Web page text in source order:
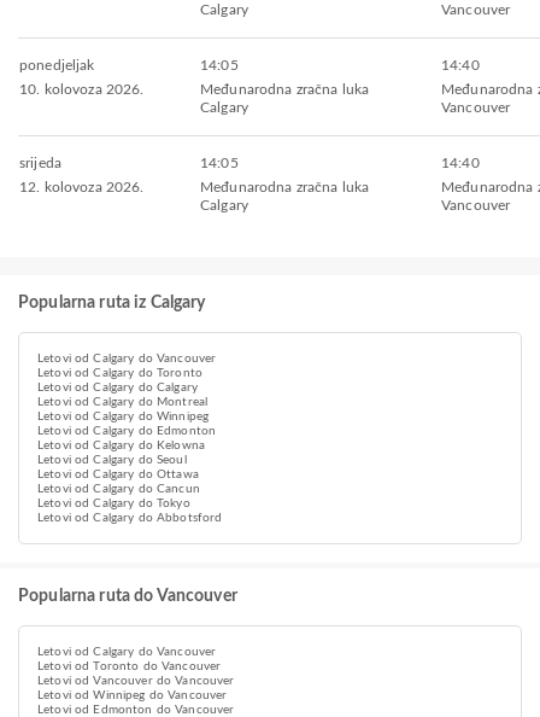
Calgary
Vancouver
ponedjeljak
10. kolovoza 2026.
14:05
Međunarodna zračna luka
Calgary
14:40
Međunarodna
Vancouver
srijeda
12. kolovoza 2026.
14:05
Međunarodna zračna luka
Calgary
14:40
Međunarodna
Vancouver
Popularna ruta iz Calgary
Letovi od Calgary do Vancouver
Letovi od Calgary do Toronto
Letovi od Calgary do Calgary
Letovi od Calgary do Montreal
Letovi od Calgary do Winnipeg
Letovi od Calgary do Edmonton
Letovi od Calgary do Kelowna
Letovi od Calgary do Seoul
Letovi od Calgary do Ottawa
Letovi od Calgary do Cancun
Letovi od Calgary do Tokyo
Letovi od Calgary do Abbotsford
Popularna ruta do Vancouver
Letovi od Calgary do Vancouver
Letovi od Toronto do Vancouver
Letovi od Vancouver do Vancouver
Letovi od Winnipeg do Vancouver
Letovi od Edmonton do Vancouver